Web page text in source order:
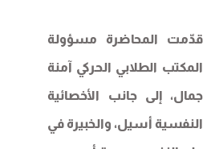
قدّمت المحاضرة مسؤولة
المكتب الطلابي الحركي آمنة
جمال، إلى جانب الأخصائية
النفسية أسيل، والخبيرة في